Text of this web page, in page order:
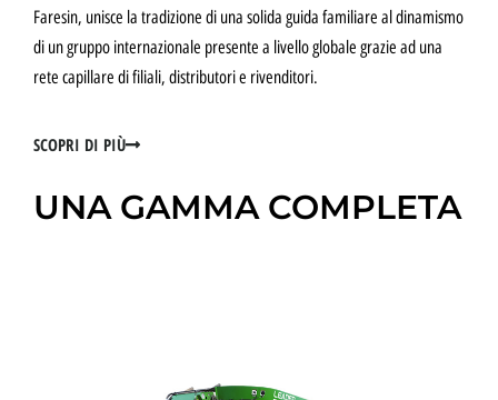
Faresin, unisce la tradizione di una solida guida familiare al dinamismo
di un gruppo internazionale presente a livello globale grazie ad una
rete capillare di filiali, distributori e rivenditori.
SCOPRI DI PIÙ
UNA GAMMA COMPLETA